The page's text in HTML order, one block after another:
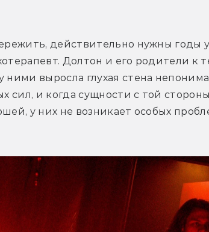
действительно нужны годы
Долтон и его родители к
ними выросла глухая стена
сил, и когда сущности с той
у них не возникает особых